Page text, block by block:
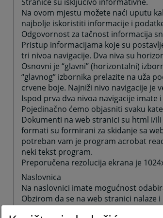
Na ovom mjestu možete naći uputu
najbolje iskoristiti informacije i
Odgovornost za tačnost informacija
Pristup informacijama koje su
tri nivoa navigacije. Dva niva su
Osnovni je “glavni” (horizontalni)
“glavnog” izbornika prelazite na uža
crvene boje. Najniži nivo navigacije je
Ispod prva dva nivoa navigacije
Pojedinačno ćemo objasniti svaku
Dokumenti na web stranici su html i/
formati su formirani za skidanje sa
potreban vam je program acrobat
neki tekst program.
Preporučena rezolucija ekrana je
Naslovnica
Na naslovnici imate mogućnost
Obzirom da se na web stranici
zahtjev takav pristup možete imati